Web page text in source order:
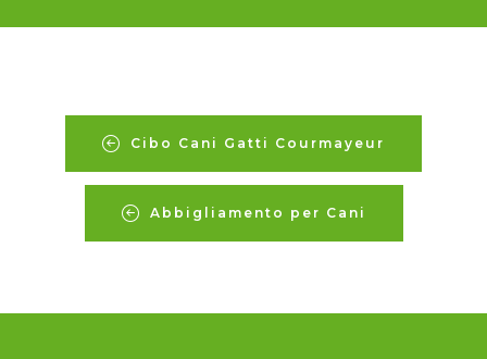
Cibo Cani Gatti Courmayeur
Abbigliamento per Cani